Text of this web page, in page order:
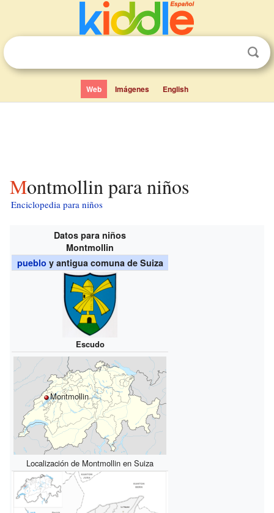
Web Imágenes English
Montmollin para niños
Enciclopedia para niños
Datos para niños
Montmollin
pueblo y antigua comuna de Suiza
Escudo
Montmollin
Localización de Montmollin en Suiza